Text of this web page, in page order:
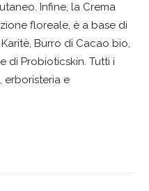
Infine, la Crema
floreale, è a base di
Burro di Cacao bio,
di Probioticskin. Tutti i
erboristeria e